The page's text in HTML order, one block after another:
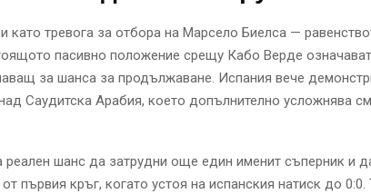
като тревога за отбора на Марсело Биелса —
пасивно положение срещу Кабо Верде
за шансa за продължаване. Испания вече
Саудитска Арабия, което допълнително усложнява
шанс да затрудни още един именит съперник и
първия кръг, когато устоя на испанския натиск до 0:0.